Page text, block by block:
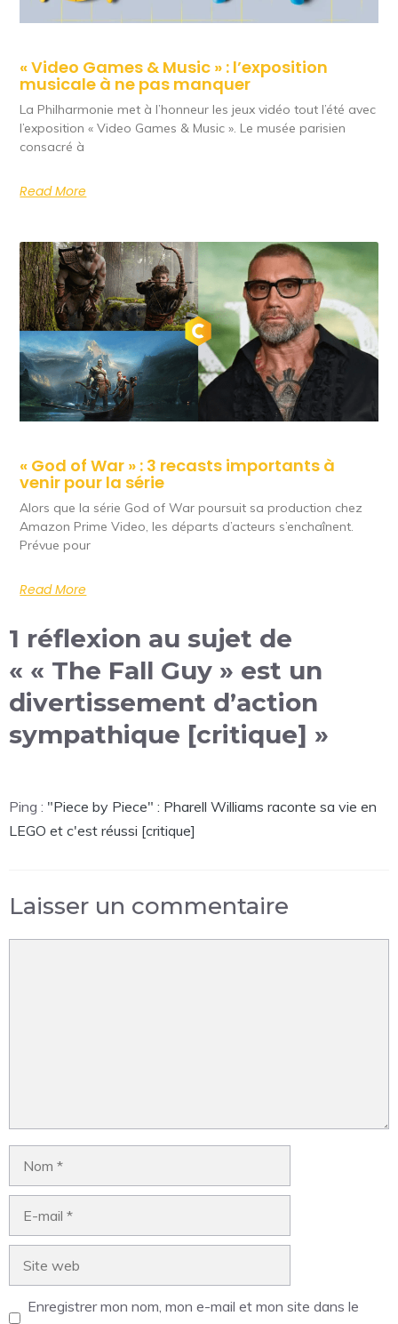
« Video Games & Music » : l’exposition
musicale à ne pas manquer
La Philharmonie met à l’honneur les jeux vidéo tout l’été avec
l’exposition « Video Games & Music ». Le musée parisien
consacré à
Read More
« God of War » : 3 recasts importants à
venir pour la série
Alors que la série God of War poursuit sa production chez
Amazon Prime Video, les départs d’acteurs s’enchaînent.
Prévue pour
Read More
1 réflexion au sujet de
« « The Fall Guy » est un
divertissement d’action
sympathique [critique] »
Ping : "Piece by Piece" : Pharell Williams raconte sa vie en
LEGO et c'est réussi [critique]
Laisser un commentaire
Enregistrer mon nom, mon e-mail et mon site dans le